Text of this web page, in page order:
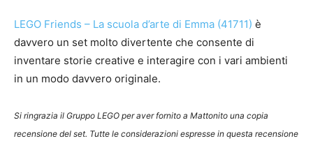
LEGO Friends – La scuola d’arte di Emma (41711) è
davvero un set molto divertente che consente di
inventare storie creative e interagire con i vari ambienti
in un modo davvero originale.
Si ringrazia il Gruppo LEGO per aver fornito a Mattonito una copia
recensione del set. Tutte le considerazioni espresse in questa recensione